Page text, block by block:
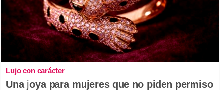
Lujo con carácter
Una joya para mujeres que no piden permiso